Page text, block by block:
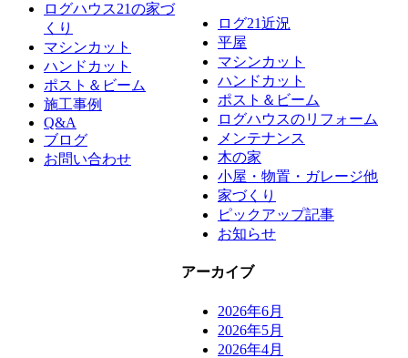
ログ21近況
平屋
マシンカット
ハンドカット
ポスト＆ビーム
ログハウスのリフォーム
メンテナンス
木の家
小屋・物置・ガレージ他
家づくり
ピックアップ記事
お知らせ
アーカイブ
2026年6月
2026年5月
2026年4月
ログハウス21の家づ
くり
マシンカット
ハンドカット
ポスト＆ビーム
施工事例
Q&A
ブログ
お問い合わせ